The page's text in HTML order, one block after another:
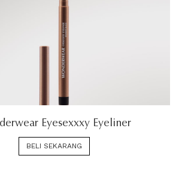
Eyesexxxy Eyeliner
BELI SEKARANG